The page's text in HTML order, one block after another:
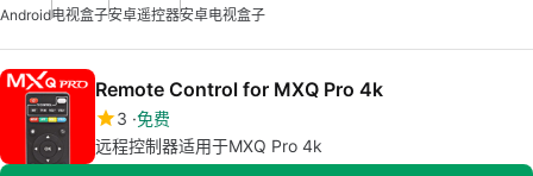
Android电视盒子安卓遥控器安卓电视盒子
Remote Control for MXQ Pro 4k
3 免费
远程控制器适用于MXQ Pro 4k